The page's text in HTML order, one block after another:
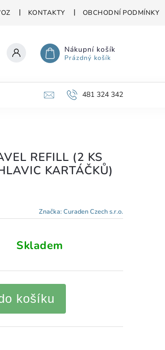
KONTAKTY OBCHODNÍ PODMÍNKY
Nákupní košík
Prázdný košík
481 324 342
REFILL (2 KS
KARTÁČKŮ)
Značka:Curaden Czech s.r.o.
Skladem
košíku